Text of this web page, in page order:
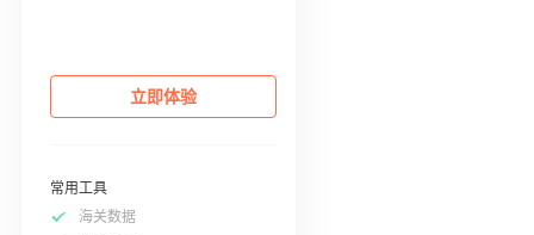
立即体验
常用工具
海关数据